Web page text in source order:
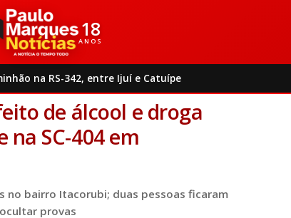
18
ANOS
na RS-342, entre Ijuí e Catuípe
de álcool e droga provoca acidente n...
1 min de leitura
de álcool e droga
SC-404 em
no bairro Itacorubi; duas pessoas ficaram
provas